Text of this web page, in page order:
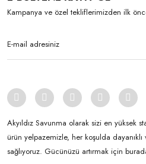
Kampanya ve özel tekliflerimizden ilk
Akyıldız Savunma olarak sizi en yüksek
ürün yelpazemizle, her koşulda
sağlıyoruz. Gücünüzü artırmak için